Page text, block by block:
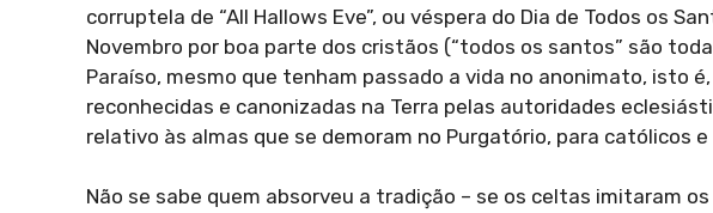
corruptela de “All Hallows Eve”, ou véspera do Dia de Todos os
Novembro por boa parte dos cristãos (“todos os santos” são
Paraíso, mesmo que tenham passado a vida no anonimato, isto
reconhecidas e canonizadas na Terra pelas autoridades
relativo às almas que se demoram no Purgatório, para católicos
Não se sabe quem absorveu a tradição – se os celtas imitaram